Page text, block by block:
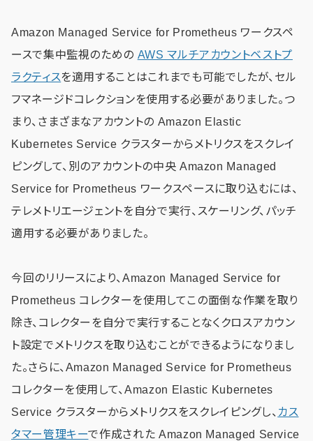
Amazon Managed Service for Prometheus ワークスペ
ースで集中監視のための AWS マルチアカウントベストプ
ラクティスを適用することはこれまでも可能でしたが、セル
フマネージドコレクションを使用する必要がありました。つ
まり、さまざまなアカウントの Amazon Elastic
Kubernetes Service クラスターからメトリクスをスクレイ
ピングして、別のアカウントの中央 Amazon Managed
Service for Prometheus ワークスペースに取り込むには、
テレメトリエージェントを自分で実行、スケーリング、パッチ
適用する必要がありました。
今回のリリースにより、Amazon Managed Service for
Prometheus コレクターを使用してこの面倒な作業を取り
除き、コレクターを自分で実行することなくクロスアカウン
ト設定でメトリクスを取り込むことができるようになりまし
た。さらに、Amazon Managed Service for Prometheus
コレクターを使用して、Amazon Elastic Kubernetes
Service クラスターからメトリクスをスクレイピングし、 カス
タマー管理キーで作成された Amazon Managed Service